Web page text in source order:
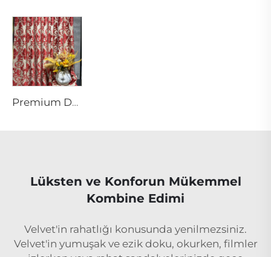
Premium Damasko Dokuma ve Jacquard Kaplama | Tanım ve Kullanımları
Lüksten ve Konforun Mükemmel
Kombine Edimi
Velvet'in rahatlığı konusunda yenilmezsiniz.
Velvet'in yumuşak ve ezik doku, okurken, filmler